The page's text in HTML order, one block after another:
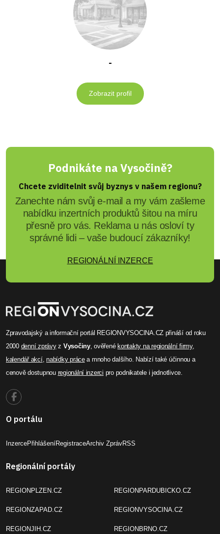
-
Zobrazit profil
Podnikáte na Vysočině?
Chcete zviditelnit svůj byznys v našem regionu?
Zanechte nám svůj e-mail a my vám zašleme
nabídku inzertních produktů šitou na míru
přesně pro vás. Reklama u nás osloví ty
správné lidi – vaše budoucí zákazníky!
REGIONÁLNÍ INZERCE
Zpravodajský a informační portál REGIONVYSOCINA.CZ přináší od roku
2000 denní zprávyz Vysočiny, ověřené kontakty na regionální firmy,
kalendář akcí,nabídky prácea mnoho dalšího. Nabízí také účinnou a
cenově dostupnou regionální inzerci pro podnikatele i jednotlivce.
O portálu
InzercePřihlášeníRegistraceArchiv ZprávRSS
Regionální portály
REGIONPLZEN.CZ
REGIONZAPAD.CZ
REGIONJIH.CZ
REGIONPARDUBICKO.CZ
REGIONVYSOCINA.CZ
REGIONBRNO.CZ